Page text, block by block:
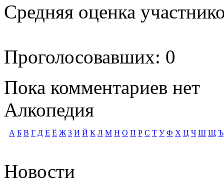
Средняя оценка
Проголосовавших: 0
Пока комментариев нет
Алкопедия
А Б В Г Д Е Ё Ж З И Й К Л М Н О П Р С Т У Ф Х Ц Ч Ш Щ Ъ
Новости